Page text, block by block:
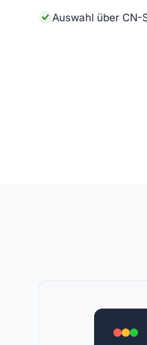
Auswahl über CN-